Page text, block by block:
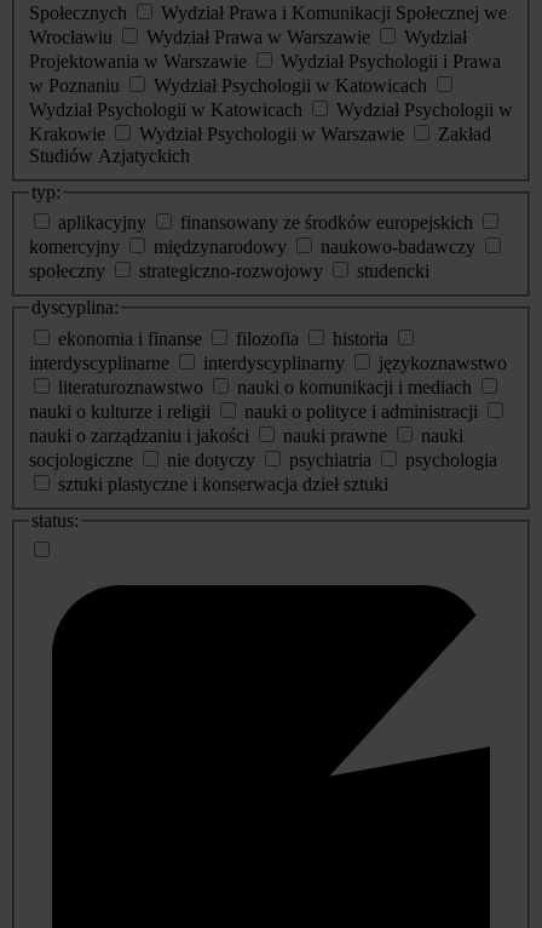
Społecznych
Wydział Prawa i Komunikacji Społecznej we
Wrocławiu
Wydział Prawa w Warszawie
Wydział
Projektowania w Warszawie
Wydział Psychologii i Prawa
w Poznaniu
Wydział Psychologii w Katowicach
Wydział Psychologii w Katowicach
Wydział Psychologii w
Krakowie
Wydział Psychologii w Warszawie
Zakład
Studiów Azjatyckich
typ:
aplikacyjny
finansowany ze środków europejskich
komercyjny
międzynarodowy
naukowo-badawczy
społeczny
strategiczno-rozwojowy
studencki
dyscyplina:
ekonomia i finanse
filozofia
historia
interdyscyplinarne
interdyscyplinarny
językoznawstwo
literaturoznawstwo
nauki o komunikacji i mediach
nauki o kulturze i religii
nauki o polityce i administracji
nauki o zarządzaniu i jakości
nauki prawne
nauki
socjologiczne
nie dotyczy psychiatria
psychologia
sztuki plastyczne i konserwacja dzieł sztuki
status: